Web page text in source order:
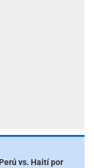
vs. Haití por